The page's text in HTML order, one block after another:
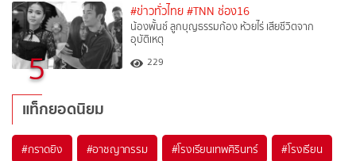
5
#ข่าวทั่วไทย #TNN ช่อง16
น้องพั้นช์ ลูกบุญธรรมก้อง ห้วยไร่ เสียชีวิตจาก
อุบัติเหตุ
229
แท็กยอดนิยม
#กราดยิง #อาชญากรรม #โรงเรียนเทพศิรินทร์ #โรงเรียน